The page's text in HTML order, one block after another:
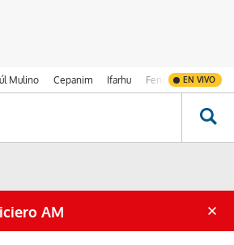
Mulino Cepanim Ifarhu Fenómeno de El
EN VIVO
AM